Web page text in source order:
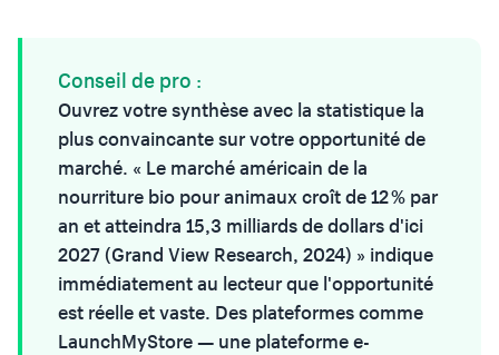
Conseil de pro :
Ouvrez votre synthèse avec la statistique la
plus convaincante sur votre opportunité de
marché. « Le marché américain de la
nourriture bio pour animaux croît de 12 % par
an et atteindra 15,3 milliards de dollars d'ici
2027 (Grand View Research, 2024) » indique
immédiatement au lecteur que l'opportunité
est réelle et vaste. Des plateformes comme
LaunchMyStore— une plateforme e-